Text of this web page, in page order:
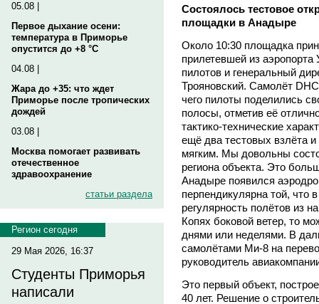
05.08 |
Первое дыхание осени:
температура в Приморье
опустится до +8 °C
04.08 |
Жара до +35: что ждет
Приморье после тропических
дождей
03.08 |
Москва помогает развивать
отечественное
здравоохранение
статьи раздела
Регион сегодня
29 Мая 2026, 16:37
Студенты Приморья
написали
Состоялось тестовое
площадки в Анадыре
Около 10:30 площадка
прилетевшей из
пилотов и генеральный
Трояновский. Самолёт
чего пилоты поделились
полосы, отметив её
тактико-технические
ещё два тестовых взлёта
мягким. Мы довольны
региона объекта. Это
Анадыре появился
перпендикулярна той, что
регулярность полётов из
Копях боковой ветер, то
днями или неделями. В
самолётами Ми-8 на
руководитель
Это первый объект,
40 лет. Решение о